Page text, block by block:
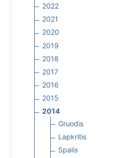
2022
2021
2020
2019
2018
2017
2016
2015
2014
Gruodis
Lapkritis
Spalis